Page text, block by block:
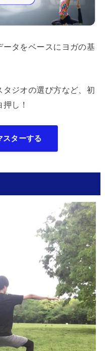
ータをベースにヨガの基
ジオの選び方など、初
し！
ターする